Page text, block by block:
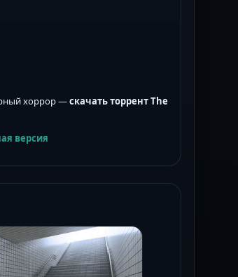
хоррор —скачать торрент The
версия